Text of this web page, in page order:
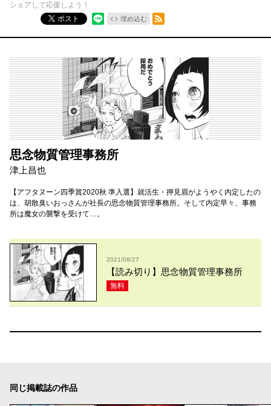
シェアして応援しよう！
ポスト
埋め込む
RSSフィード
思念物質管理事務所
津上昌也
【アフタヌーン四季賞2020秋 準入選】就活生・押見眉がようやく内定したの
は、胡散臭いおっさんが社長の思念物質管理事務所。そして内定早々、事務
所は魔女の襲撃を受けて…。
2021/08/27
【読み切り】思念物質管理事務所
無料
同じ掲載誌の作品